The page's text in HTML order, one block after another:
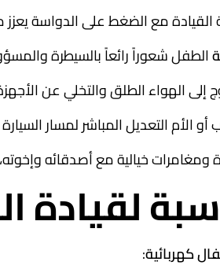
مع الضغط على الدواسة
الطفل شعوراً رائعاً بالسيطرة
الهواء الطلق والتخلي عن
الأم التعديل المباشر لمسار
خيالية مع أصدقائه
لقيادة
كهربائية: